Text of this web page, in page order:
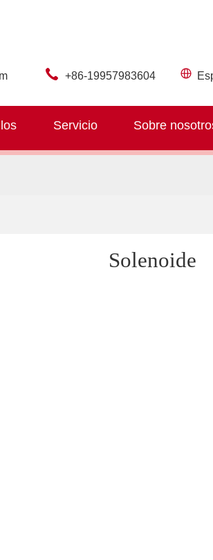
+86-19957983604
Servicio Sobre
Solenoide